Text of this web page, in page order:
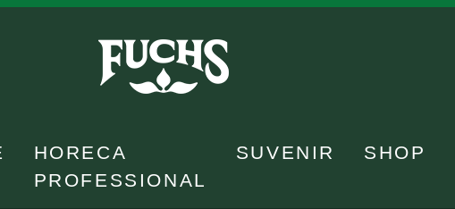
HORECA
PROFESSIONAL
SUVENIR SHOP